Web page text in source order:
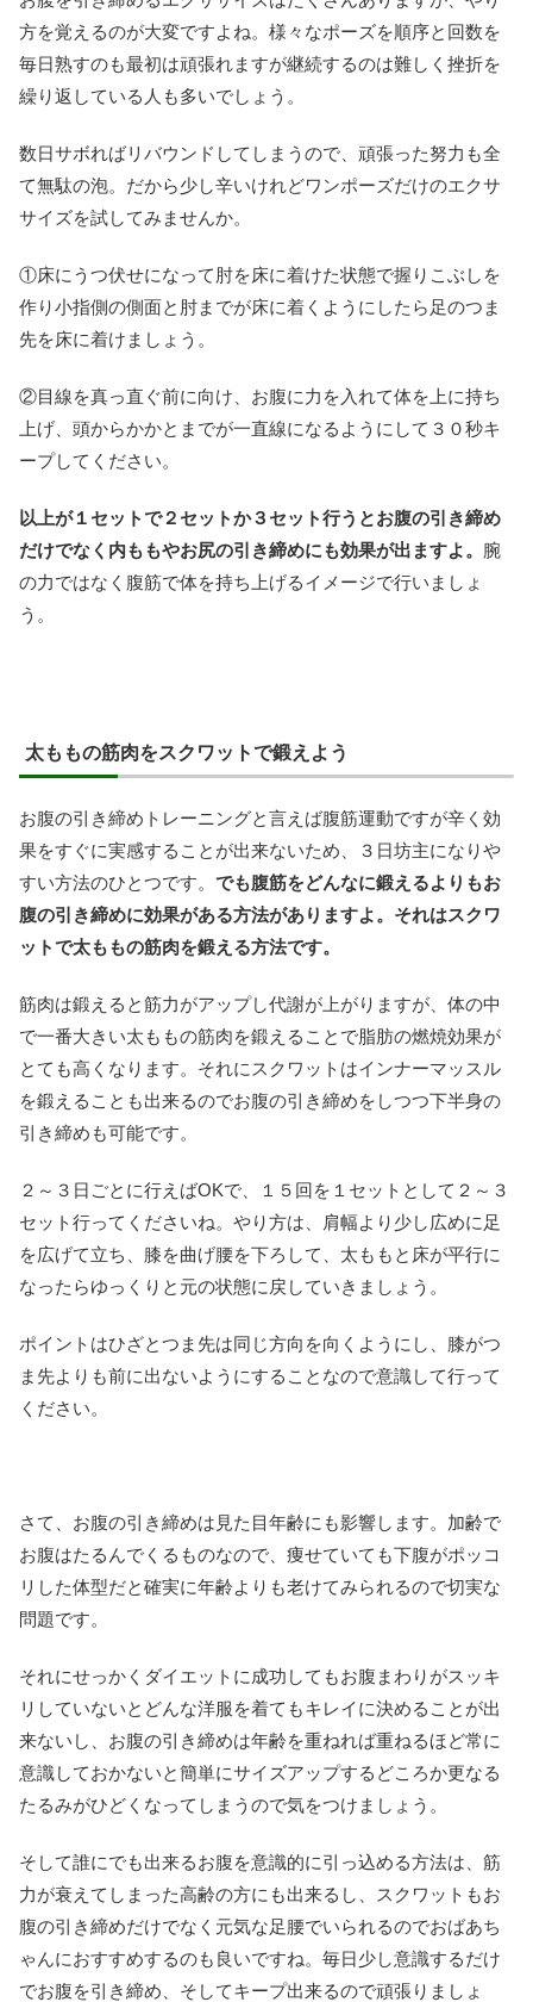
方を覚えるのが大変ですよね。様々なポーズを順序と回数を
毎日熟すのも最初は頑張れますが継続するのは難しく挫折を
繰り返している人も多いでしょう。
数日サボればリバウンドしてしまうので、頑張った努力も全
て無駄の泡。だから少し辛いけれどワンポーズだけのエクサ
サイズを試してみませんか。
①床にうつ伏せになって肘を床に着けた状態で握りこぶしを
作り小指側の側面と肘までが床に着くようにしたら足のつま
先を床に着けましょう。
②目線を真っ直ぐ前に向け、お腹に力を入れて体を上に持ち
上げ、頭からかかとまでが一直線になるようにして３０秒キ
ープしてください。
以上が１セットで２セットか３セット行うとお腹の引き締め
だけでなく内ももやお尻の引き締めにも効果が出ますよ。 腕
の力ではなく腹筋で体を持ち上げるイメージで行いましょ
う。
太ももの筋肉をスクワットで鍛えよう
お腹の引き締めトレーニングと言えば腹筋運動ですが辛く効
果をすぐに実感することが出来ないため、３日坊主になりや
すい方法のひとつです。 でも腹筋をどんなに鍛えるよりもお
腹の引き締めに効果がある方法がありますよ。それはスクワ
ットで太ももの筋肉を鍛える方法です。
筋肉は鍛えると筋力がアップし代謝が上がりますが、体の中
で一番大きい太ももの筋肉を鍛えることで脂肪の燃焼効果が
とても高くなります。それにスクワットはインナーマッスル
を鍛えることも出来るのでお腹の引き締めをしつつ下半身の
引き締めも可能です。
２～３日ごとに行えばOKで、１５回を１セットとして２～３
セット行ってくださいね。やり方は、肩幅より少し広めに足
を広げて立ち、膝を曲げ腰を下ろして、太ももと床が平行に
なったらゆっくりと元の状態に戻していきましょう。
ポイントはひざとつま先は同じ方向を向くようにし、膝がつ
ま先よりも前に出ないようにすることなので意識して行って
ください。
さて、お腹の引き締めは見た目年齢にも影響します。加齢で
お腹はたるんでくるものなので、痩せていても下腹がポッコ
リした体型だと確実に年齢よりも老けてみられるので切実な
問題です。
それにせっかくダイエットに成功してもお腹まわりがスッキ
リしていないとどんな洋服を着てもキレイに決めることが出
来ないし、お腹の引き締めは年齢を重ねれば重ねるほど常に
意識しておかないと簡単にサイズアップするどころか更なる
たるみがひどくなってしまうので気をつけましょう。
そして誰にでも出来るお腹を意識的に引っ込める方法は、筋
力が衰えてしまった高齢の方にも出来るし、スクワットもお
腹の引き締めだけでなく元気な足腰でいられるのでおばあち
ゃんにおすすめするのも良いですね。毎日少し意識するだけ
でお腹を引き締め、そしてキープ出来るので頑張りましょ